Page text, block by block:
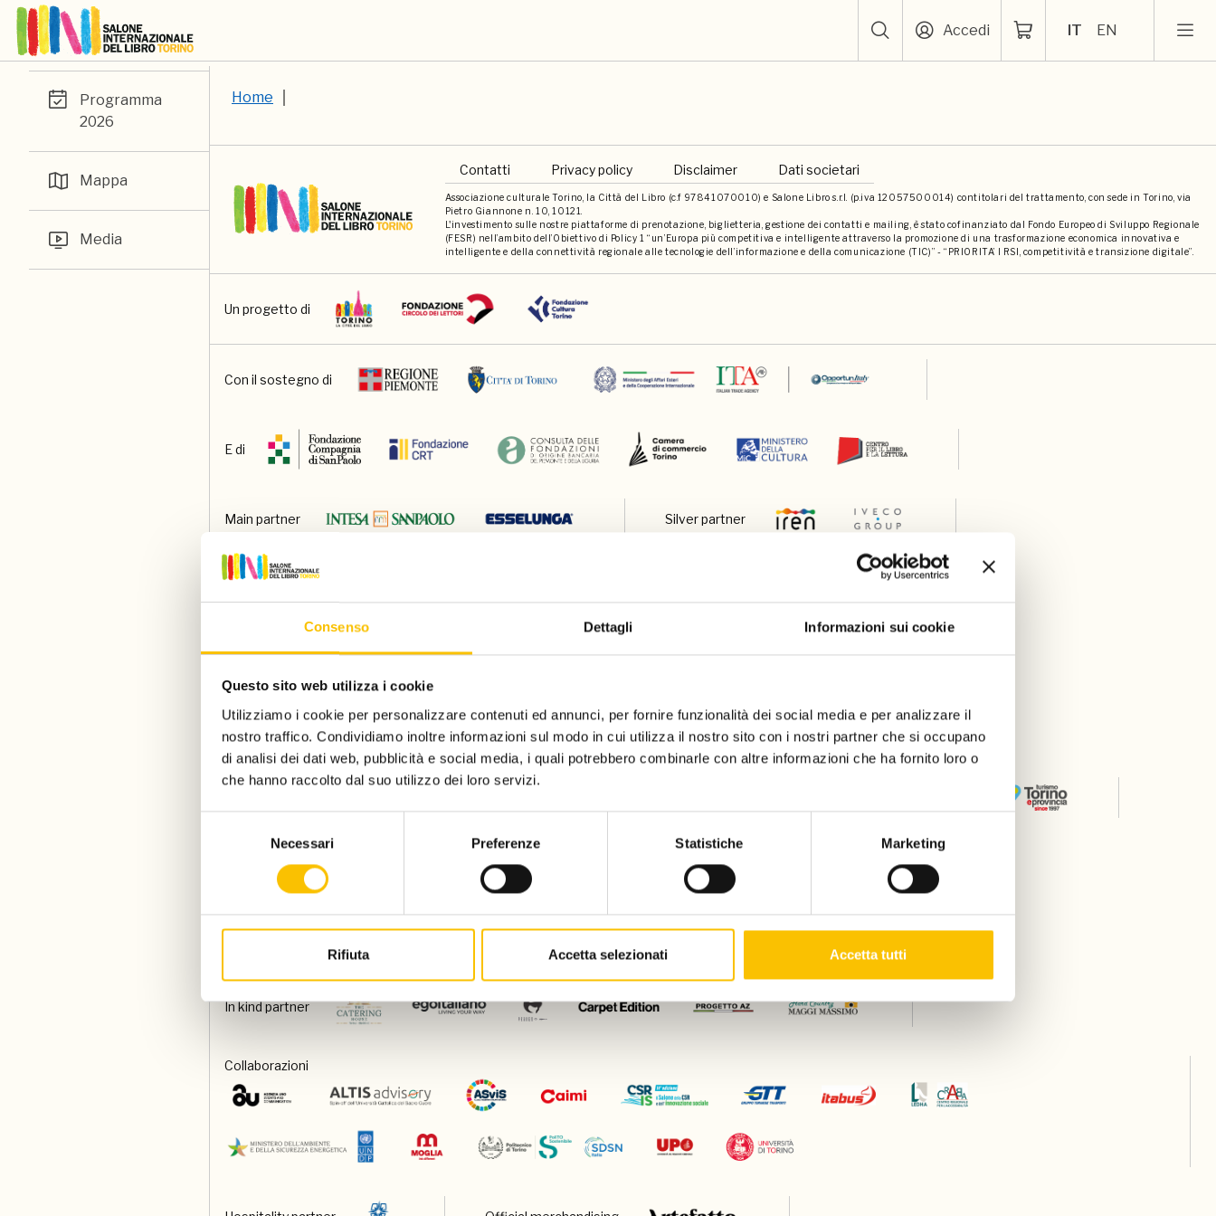
Consenso Dettagli Informazioni sui cookie
Questo sito web utilizza i cookie
Utilizziamo i cookie per personalizzare contenuti ed annunci, per fornire funzionalità dei social media e per analizzare il
nostro traffico. Condividiamo inoltre informazioni sul modo in cui utilizza il nostro sito con i nostri partner che si occupano
di analisi dei dati web, pubblicità e social media, i quali potrebbero combinarle con altre informazioni che ha fornito loro o
che hanno raccolto dal suo utilizzo dei loro servizi.
Necessari Preferenze Statistiche Marketing
Rifiuta Accetta selezionati Accetta tutti
Accedi IT EN
Programma
2026
Mappa
Media
Home
Associazione culturale Torino, la Città del Libro (c.f 97841070010) e Salone Libro s.r.l. (p.iva 12057500014) contitolari del trattamento, con sede in Torino, via
Pietro Giannone n. 10, 10121.
L'investimento sulle nostre piattaforme di prenotazione, biglietteria, gestione dei contatti e mailing, è stato cofinanziato dal Fondo Europeo di Sviluppo Regionale
(FESR) nell’ambito dell’Obiettivo di Policy 1 “un’Europa più competitiva e intelligente attraverso la promozione di una trasformazione economica innovativa e
intelligente e della connettività regionale alle tecnologie dell’informazione e della comunicazione (TIC)” - “PRIORITA’ I RSI, competitività e transizione digitale”.
Contatti Privacy policy Disclaimer Dati societari
Un progetto di
Con il sostegno di
E di
Main partner Silver partner
Partner
Con il contributo di Charity partner
Special venue Con il patrocinio di
In kind partner
Collaborazioni